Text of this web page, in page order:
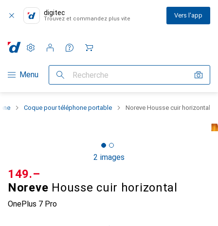
digitec
Trouvez et commandez plus vite Vers l'app
Navigation par catégorie
Menu Recherche
Paramètres
Compte client
Listes de comparaison
Listes d'envies
Panier
Coque pour téléphone portable Noreve Housse cuir horizontal
2 images
Noreve Housse cuir horizontal
OnePlus 7 Pro
CHF
149.–